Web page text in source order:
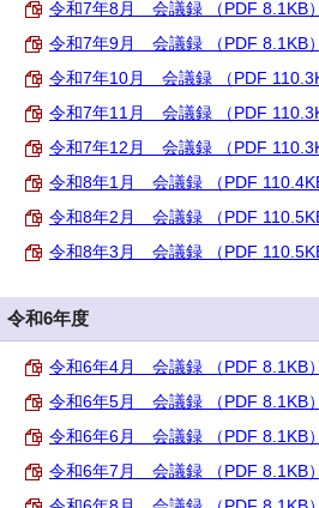
令和7年8月 会議録 （PDF 8.1KB）
令和7年9月 会議録 （PDF 8.1KB）
令和7年10月 会議録 （PDF
令和7年11月 会議録 （PDF
令和7年12月 会議録 （PDF
令和8年1月 会議録 （PDF
令和8年2月 会議録 （PDF
令和8年3月 会議録 （PDF
令和6年度
令和6年4月 会議録 （PDF 8.1KB）
令和6年5月 会議録 （PDF 8.1KB）
令和6年6月 会議録 （PDF 8.1KB）
令和6年7月 会議録 （PDF 8.1KB）